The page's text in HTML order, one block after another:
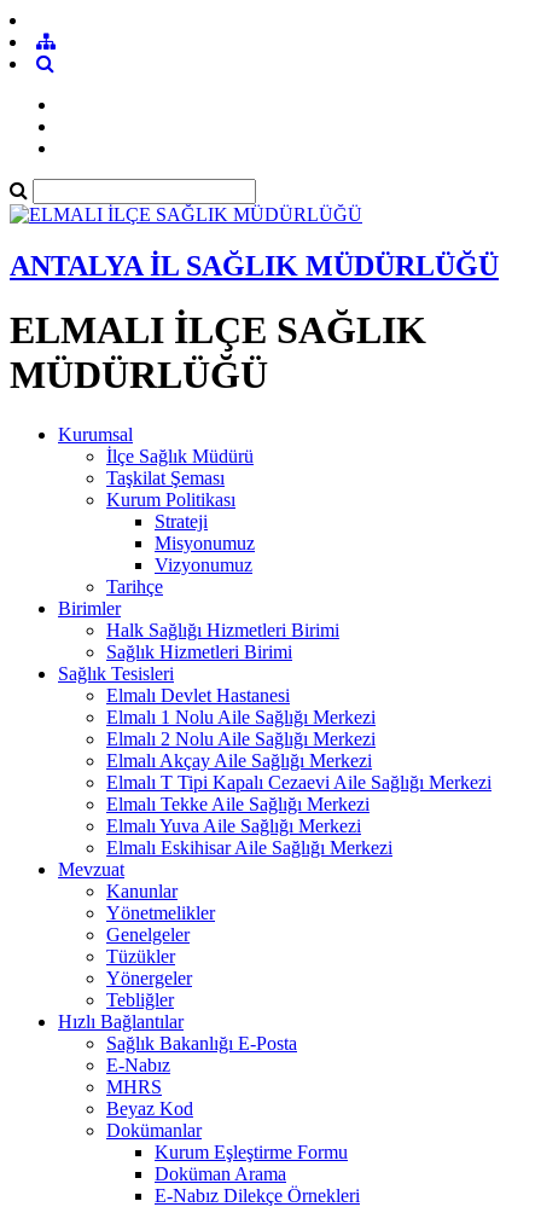
ANTALYA İL SAĞLIK MÜDÜRLÜĞÜ
ELMALI İLÇE SAĞLIK
MÜDÜRLÜĞÜ
Kurumsal
İlçe Sağlık Müdürü
Taşkilat Şeması
Kurum Politikası
Strateji
Misyonumuz
Vizyonumuz
Tarihçe
Birimler
Halk Sağlığı Hizmetleri Birimi
Sağlık Hizmetleri Birimi
Sağlık Tesisleri
Elmalı Devlet Hastanesi
Elmalı 1 Nolu Aile Sağlığı Merkezi
Elmalı 2 Nolu Aile Sağlığı Merkezi
Elmalı Akçay Aile Sağlığı Merkezi
Elmalı T Tipi Kapalı Cezaevi Aile Sağlığı Merkezi
Elmalı Tekke Aile Sağlığı Merkezi
Elmalı Yuva Aile Sağlığı Merkezi
Elmalı Eskihisar Aile Sağlığı Merkezi
Mevzuat
Kanunlar
Yönetmelikler
Genelgeler
Tüzükler
Yönergeler
Tebliğler
Hızlı Bağlantılar
Sağlık Bakanlığı E-Posta
E-Nabız
MHRS
Beyaz Kod
Dokümanlar
Kurum Eşleştirme Formu
Doküman Arama
E-Nabız Dilekçe Örnekleri